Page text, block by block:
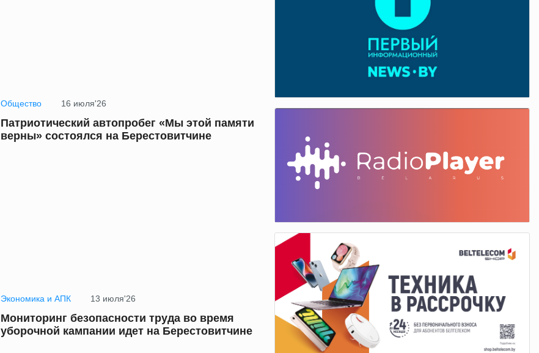
Общество 16 июля'26
Патриотический автопробег «Мы этой памяти
верны» состоялся на Берестовитчине
Экономика и АПК 13 июля'26
Мониторинг безопасности труда во время
уборочной кампании идет на Берестовитчине